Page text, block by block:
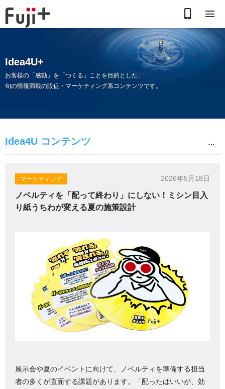
合
せ
Idea4U+
お客様の「感動」を「つくる」ことを目的とした、
旬の情報満載の販促・マーケティング系コンテンツです。
Idea4U コンテンツ
マーケティング 2026年5月18日
ノベルティを「配って終わり」にしない！ミシン目入
り紙うちわが変える夏の施策設計
展示会や夏のイベントに向けて、ノベルティを準備する担当
者の多くが直面する課題があります。「配ったはいいが、効